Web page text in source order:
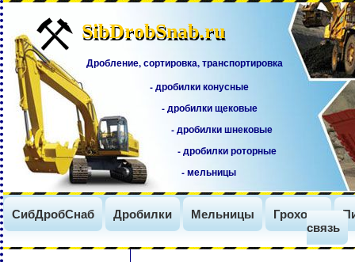
SibDrobSnab.ru
SibDrobSnab.ru
Дробление, сортировка, транспортировка
- дробилки конусные
- дробилки щековые
- дробилки шнековые
- дробилки роторные
- мельницы
СибДробСнаб Дробилки Мельницы Грохоты
связь